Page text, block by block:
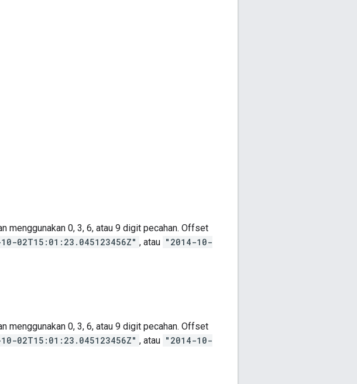
menggunakan 0, 3, 6, atau 9 digit pecahan. Offset
02T15:01:23.045123456Z" , atau "2014-10-
menggunakan 0, 3, 6, atau 9 digit pecahan. Offset
02T15:01:23.045123456Z" , atau "2014-10-